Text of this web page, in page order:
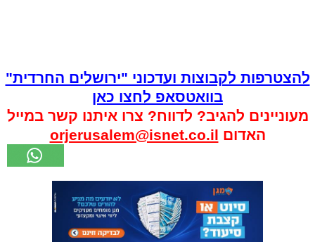
להצטרפות לקבוצות ועדכוני "ירושלים החרדית"
בוואטסאפ לחצו כאן
מעוניינים להגיב? לדווח? צרו איתנו קשר במייל
האדום orjerusalem@isnet.co.il